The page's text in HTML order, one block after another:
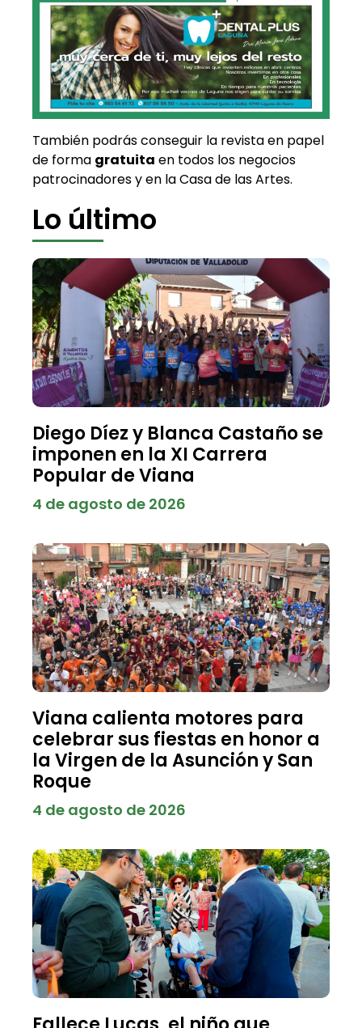
También podrás conseguir la revista en papel
de forma gratuita en todos los negocios
patrocinadores y en la Casa de las Artes.
Lo último
Diego Díez y Blanca Castaño se
imponen en la XI Carrera
Popular de Viana
4 de agosto de 2026
Viana calienta motores para
celebrar sus fiestas en honor a
la Virgen de la Asunción y San
Roque
4 de agosto de 2026